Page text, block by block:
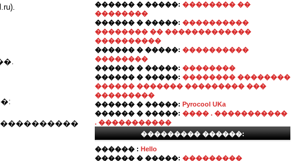
������ � �����: �������� ��
��������
������ � �����: ����������
�������� �� �������������
����������
������ � �����: ����������
��������
������ � �����: ��������
������ � �����: �������� ��������
������ ������� ��������� ���
���������
������ � �����: Pyrocool UKa
������ � �����: ���� . �����������
. �����������
��������� ������:
������ : Hello
������ � �����: ���������